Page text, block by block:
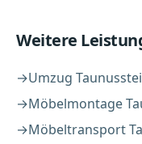
Weitere
→Umzug
→Möbelmontage
→Möbeltransport